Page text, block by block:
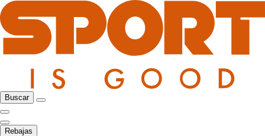
Buscar
Rebajas